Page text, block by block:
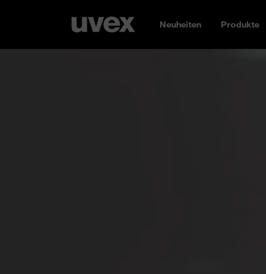
Neuheiten Produkte